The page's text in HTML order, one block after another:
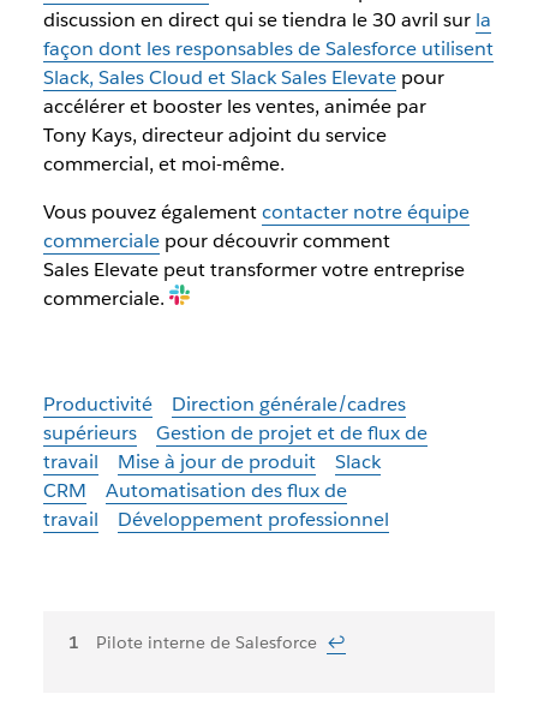
discussion en direct qui se tiendra le 30 avril sur la
façon dont les responsables de Salesforce utilisent
Slack, Sales Cloud et Slack Sales Elevatepour
accélérer et booster les ventes, animée par
Tony Kays, directeur adjoint du service
commercial, et moi-même.
Vous pouvez égalementcontacter notre équipe
commercialepour découvrir comment
Sales Elevate peut transformer votre entreprise
commerciale.
Productivité
Direction générale/cadres
supérieurs
Gestion de projet et de flux de
travail
Mise à jour de produit
Slack
CRM
Automatisation des flux de
travail
Développement professionnel
Notes
Pilote interne de Salesforce ↩